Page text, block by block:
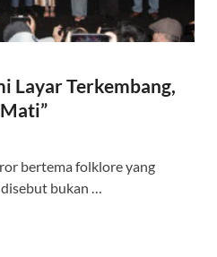
Layar Terkembang,
bertema folklore yang
bukan …